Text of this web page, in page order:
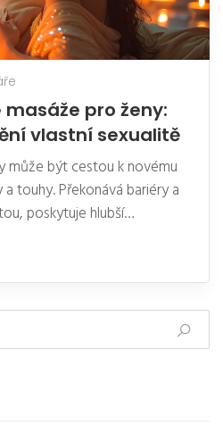
pro ženy:
vlastní sexualitě
může být cestou k novému
touhy. Překonává bariéry a
poskytuje hlubší
tělem a emocemi.
jak erotická masáž
učí přijímat potěšení a
Prozkoumají se její
pro ty, kteří se chtějí
svou sexualitou.